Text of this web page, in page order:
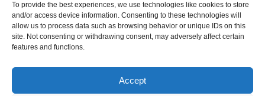
To provide the best experiences, we use technologies like cookies to store
and/or access device information. Consenting to these technologies will
allow us to process data such as browsing behavior or unique IDs on this
site. Not consenting or withdrawing consent, may adversely affect certain
features and functions.
Accept